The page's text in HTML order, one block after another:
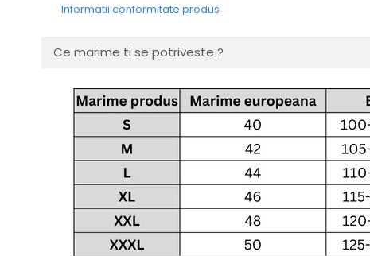
Informatii conformitate produs
Ce marime ti se potriveste ?